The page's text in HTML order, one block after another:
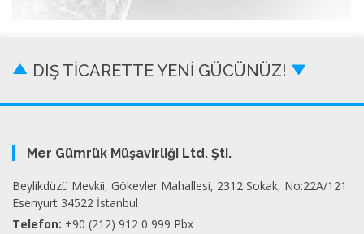
DIŞ TİCARETTE YENİ GÜCÜNÜZ!
Mer Gümrük Müşavirliği Ltd. Şti.
Beylikdüzü Mevkii, Gökevler Mahallesi, 2312 Sokak, No:22A/121
Esenyurt 34522 İstanbul
Telefon: +90 (212) 912 0 999 Pbx